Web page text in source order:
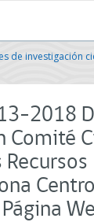
de investigación
2018
Comité
Recursos